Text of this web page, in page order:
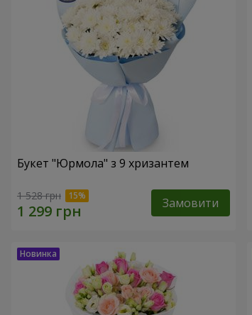
Букет "Юрмола" з 9 хризантем
1 528 грн Замовити